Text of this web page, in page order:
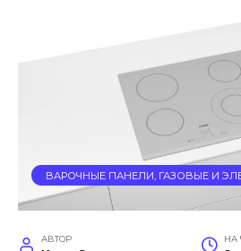
ВАРОЧНЫЕ ПАНЕЛИ, ГАЗОВЫЕ И
АВТОР НА